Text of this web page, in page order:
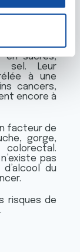
de la
le contenu
relatives aux
Nous
l'utilisation de
celles-ci
fournies
de leurs
notamment
ou salés,
en sucres,
sel. Leur
à une
cancers,
encore à
facteur de
gorge,
pas
du
risques de